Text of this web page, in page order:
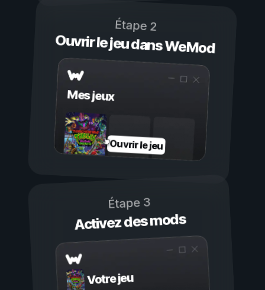
Étape 2
Ouvrir le jeu dans WeMod
Mes jeux
Ouvrir le jeu
Étape 3
Activez des mods
Votre jeu